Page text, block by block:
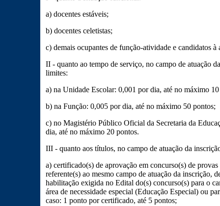
a) docentes estáveis;
b) docentes celetistas;
c) demais ocupantes de função-atividade e candidatos à
II - quanto ao tempo de serviço, no campo de atuação
limites:
a) na Unidade Escolar: 0,001 por dia, até no máximo
b) na Função: 0,005 por dia, até no máximo 50 pontos;
c) no Magistério Público Oficial da Secretaria da
dia, até no máximo 20 pontos.
III - quanto aos títulos, no campo de atuação da
a) certificado(s) de aprovação em concurso(s) de
referente(s) ao mesmo campo de atuação da inscrição,
habilitação exigida no Edital do(s) concurso(s) para o
área de necessidade especial (Educação Especial) ou
caso: 1 ponto por certificado, até 5 pontos;